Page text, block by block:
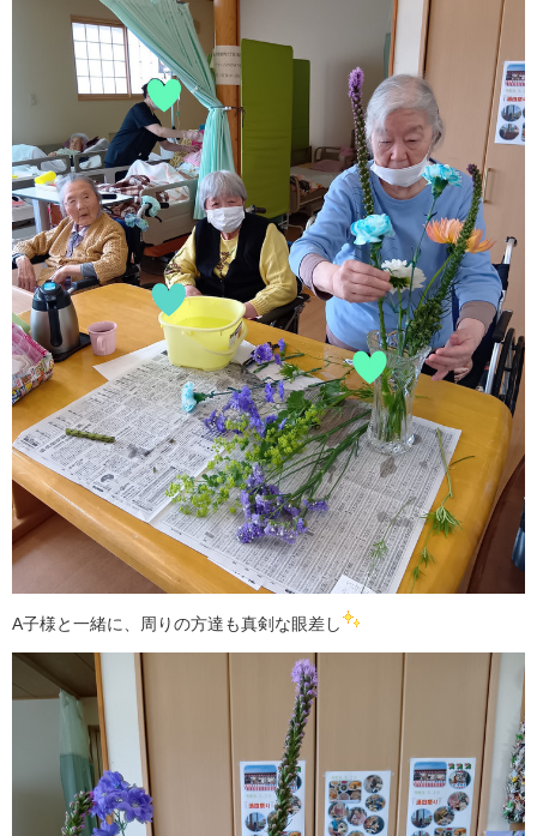
A子様と一緒に、周りの方達も真剣な眼差し